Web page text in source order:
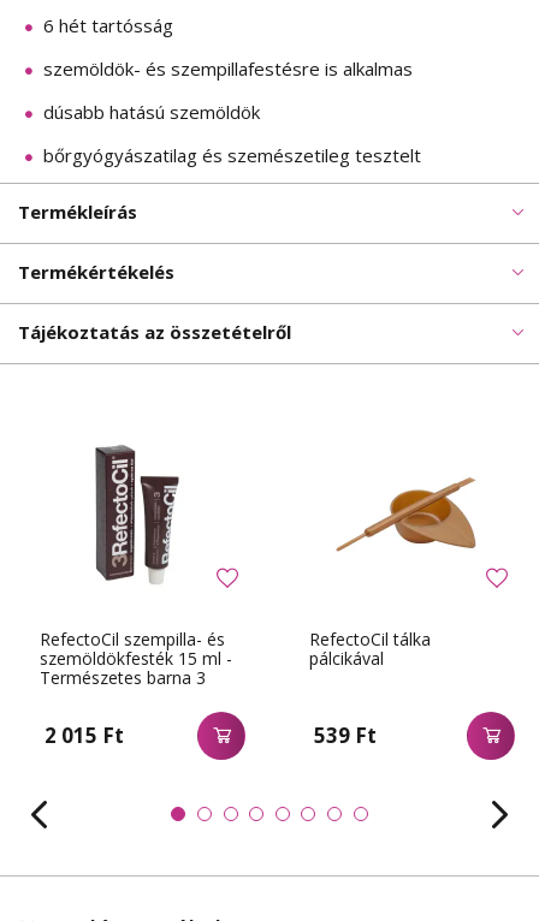
6 hét tartósság
szemöldök- és szempillafestésre is alkalmas
dúsabb hatású szemöldök
bőrgyógyászatilag és szemészetileg tesztelt
Termékleírás
Termékértékelés
Tájékoztatás az összetételről
RefectoCil szempilla- és
szemöldökfesték 15 ml -
Természetes barna 3
2 015 Ft
RefectoCil tálka
pálcikával
539 Ft